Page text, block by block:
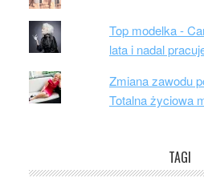
Top modelka -
lata i nadal
Zmiana zawodu
Totalna życiowa
TAGI